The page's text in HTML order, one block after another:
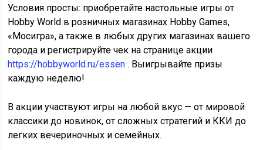
Условия просты: приобретайте настольные игры от
Hobby World в розничных магазинах Hobby Games,
«Мосигра», а также в любых других магазинах вашего
города и регистрируйте чек на странице акции
https://hobbyworld.ru/essen . Выигрывайте призы
каждую неделю!
В акции участвуют игры на любой вкус — от мировой
классики до новинок, от сложных стратегий и ККИ до
легких вечериночных и семейных.